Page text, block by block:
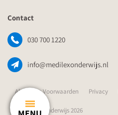
Contact
030 700 1220
info@medilexonderwijs.nl
Algemene Voorwaarden Privacy
© Medilex Onderwijs 2026